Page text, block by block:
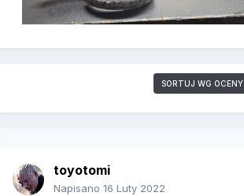
SORTUJ WG OCENY
toyotomi
Napisano 16 Luty 2022